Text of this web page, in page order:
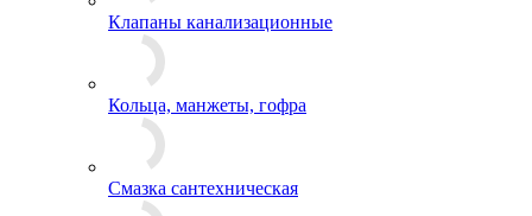
Клапаны канализационные
Кольца, манжеты, гофра
Смазка сантехническая